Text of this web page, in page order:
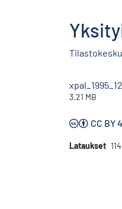
3.21 MB
CC BY
Lataukset 114